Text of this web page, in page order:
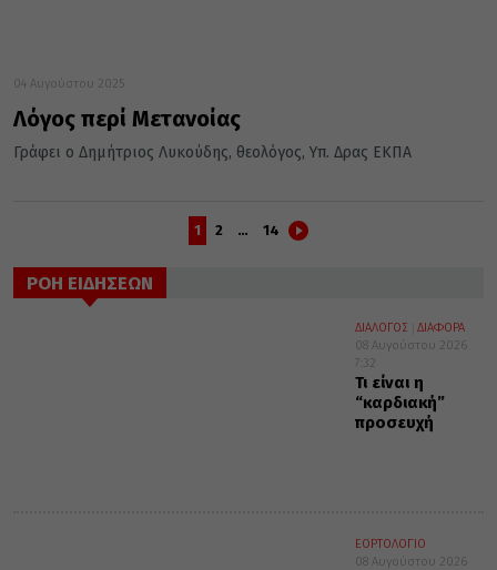
04 Αυγούστου 2025
Λόγος περί Μετανοίας
Γράφει ο Δημήτριος Λυκούδης, θεολόγος, Υπ. Δρας ΕΚΠΑ
1 2 … 14
ΡΟΗ ΕΙΔΗΣΕΩΝ
ΔΙΑΛΟΓΟΣ
ΔΙΑΦΟΡΑ
08 Αυγούστου 2026
7:32
Τι είναι η
“καρδιακή”
προσευχή
ΕΟΡΤΟΛΟΓΙΟ
08 Αυγούστου 2026